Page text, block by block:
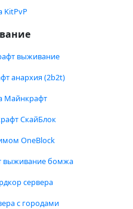
KitPvP
выживание
анархия (2b2t)
Майнкрафт
СкайБлок
OneBlock
выживание бомжа
сервера
с городами